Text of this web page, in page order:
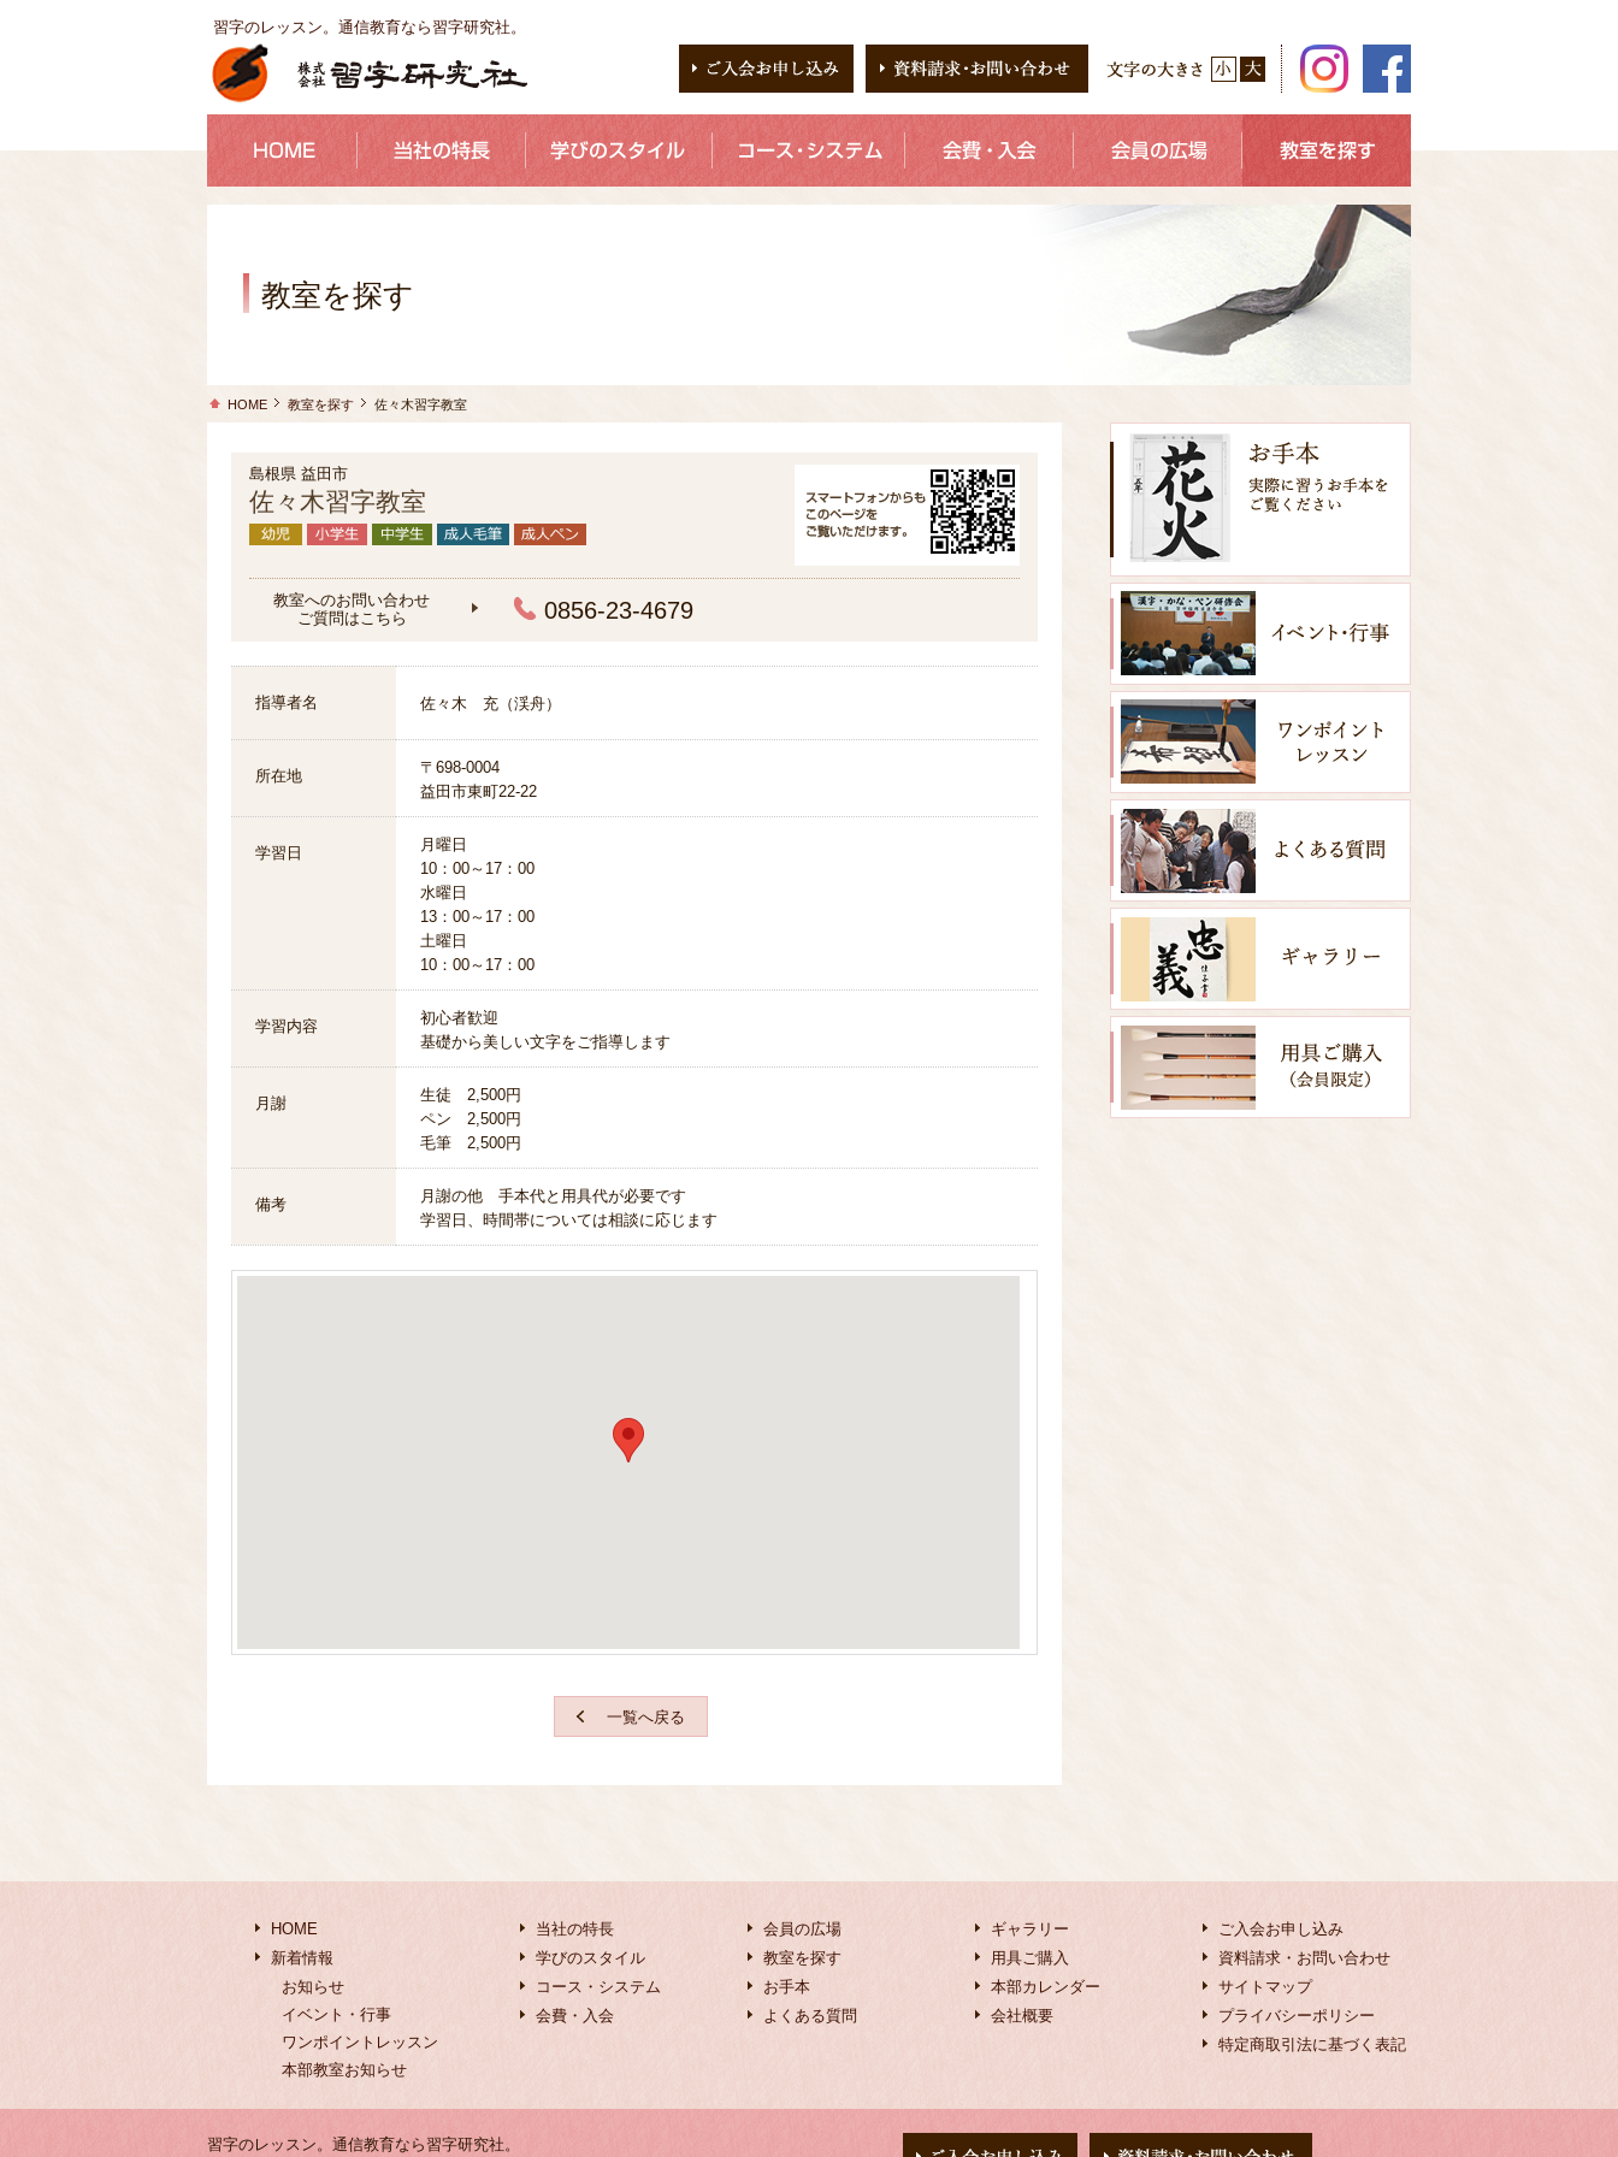
習字のレッスン。通信教育なら習字研究社。
教室を探す
HOME 教室を探す 佐々木習字教室
島根県 益田市
佐々木習字教室
教室へのお問い合わせ
ご質問はこちら
0856-23-4679
指導者名 佐々木 充（渓舟）
所在地
〒698-0004
益田市東町22-22
学習日
月曜日
10：00～17：00
水曜日
13：00～17：00
土曜日
10：00～17：00
学習内容
初心者歓迎
基礎から美しい文字をご指導します
月謝
生徒 2,500円
ペン 2,500円
毛筆 2,500円
備考
月謝の他 手本代と用具代が必要です
学習日、時間帯については相談に応じます
一覧へ戻る
HOME
新着情報
お知らせ
イベント・行事
ワンポイントレッスン
本部教室お知らせ
当社の特長
学びのスタイル
コース・システム
会費・入会
会員の広場
教室を探す
お手本
よくある質問
ギャラリー
用具ご購入
本部カレンダー
会社概要
ご入会お申し込み
資料請求・お問い合わせ
サイトマップ
プライバシーポリシー
特定商取引法に基づく表記
習字のレッスン。通信教育なら習字研究社。